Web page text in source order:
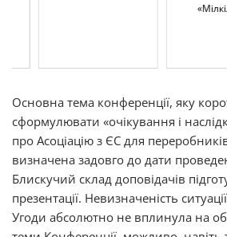
Основна тема конференції, яку
сформулювати «очікування і
про Асоціацію з ЄС для
визначена задовго до дати
Блискучий склад доповідачів
презентації. Невизначеність
Угоди абсолютно не вплинула на